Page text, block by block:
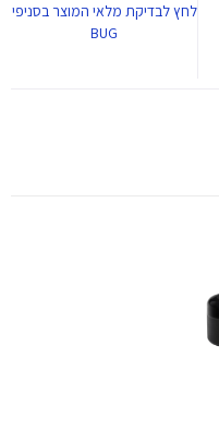
לחץלבדיקת מלאי המוצר בסניפי
BUG